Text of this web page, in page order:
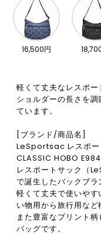
16,500円
軽くて丈夫なレスポー
ショルダーの長さを
ています。
[ブランド/商品名]
LeSportsac レスポー
CLASSIC HOBO
レスポートサック（
で誕生したバックブラ
軽くて丈夫で使いや
い物用から旅行用など
また豊富なプリント
バッグです。